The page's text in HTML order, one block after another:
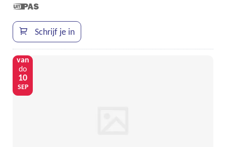
Dit is een
UiTPAS
activiteit.Schrijf je in
van
do
10
SEP